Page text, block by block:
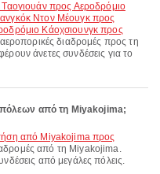
προς Αεροδρόμιο
Ντον Μέουγκ προς
Κάοχσιουνγκ προς
αεροπορικές διαδρομές προς τη
άνετες συνδέσεις για το
πόλεων από τη Miyakojima;
από Miyakojima προς
από τη Miyakojima.
από μεγάλες πόλεις.